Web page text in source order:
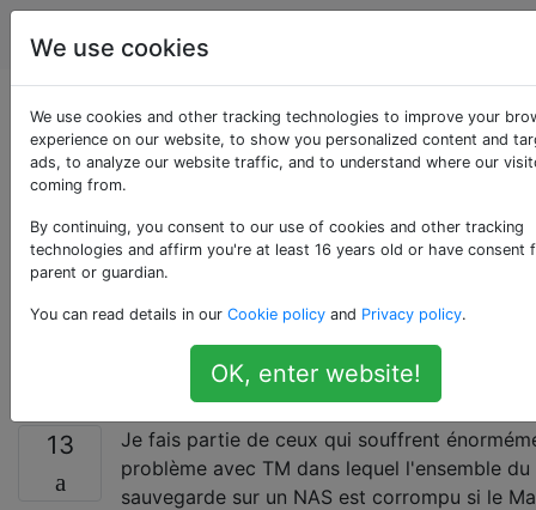
Apple
Comment empêcher
le sommeil pendant
qu'une sauvegarde
Time Machine est en
13
Je fais partie de ceux qui souffrent
problème avec TM dans lequel l'ensemble
sauvegarde sur un NAS est corrompu si le
We use cookies
We use cookies and other tracking technologies to improve your
experience on our website, to show you personalized content and
ads, to analyze our website traffic, and to understand where our
coming from.
By continuing, you consent to our use of cookies and other tracking
technologies and affirm you're at least 16 years old or have consent
parent or guardian.
You can read details in our Cookie policy and Privacy policy.
OK, enter website!